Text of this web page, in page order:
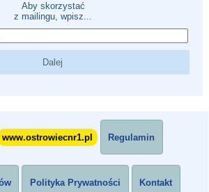
Aby skorzystać
z mailingu, wpisz...
www.ostrowiecnr1.pl Regulamin
Polityka Prywatności Kontakt